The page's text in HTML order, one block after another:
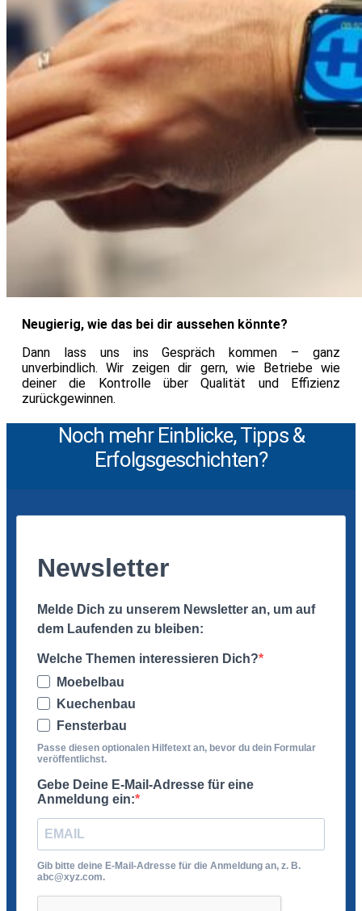
Neugierig, wie das bei dir aussehen könnte?
Dann lass uns ins Gespräch kommen – ganz
unverbindlich. Wir zeigen dir gern, wie Betriebe wie
deiner die Kontrolle über Qualität und Effizienz
zurückgewinnen.
Noch mehr Einblicke, Tipps &
Erfolgsgeschichten?
Newsletter
Melde Dich zu unserem Newsletter an, um auf
dem Laufenden zu bleiben:
Welche Themen interessieren Dich?
Moebelbau
Kuechenbau
Fensterbau
Passe diesen optionalen Hilfetext an, bevor du dein Formular
veröffentlichst.
Gebe Deine E-Mail-Adresse für eine
Anmeldung ein:
Gib bitte deine E-Mail-Adresse für die Anmeldung an, z. B.
abc@xyz.com.